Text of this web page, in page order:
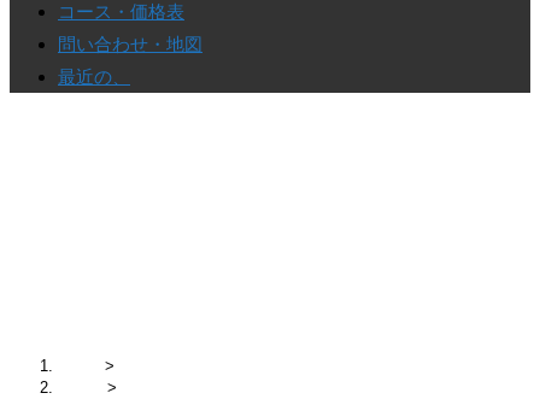
コース・価格表
問い合わせ・地図
最近の、
>
>